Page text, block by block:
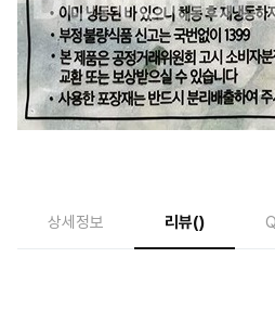
상세정보 리뷰()